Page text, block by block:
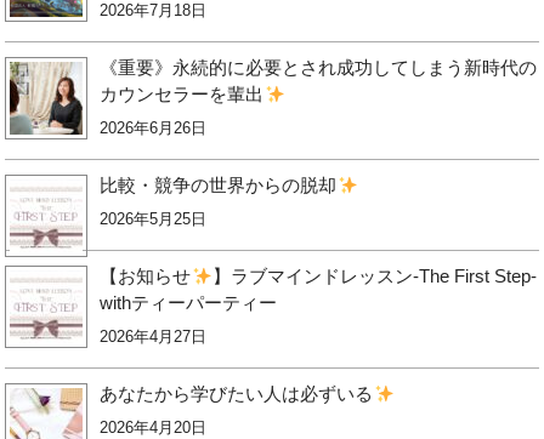
2026年7月18日
《重要》永続的に必要とされ成功してしまう新時代の
カウンセラーを輩出
2026年6月26日
比較・競争の世界からの脱却
2026年5月25日
【お知らせ
】ラブマインドレッスン-The First Step-
withティーパーティー
2026年4月27日
あなたから学びたい人は必ずいる
2026年4月20日